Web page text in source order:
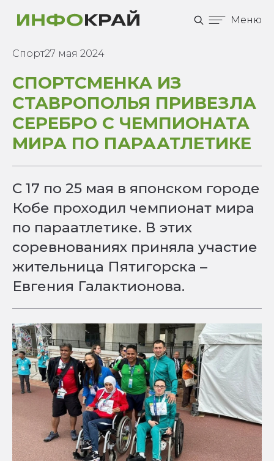
Меню
Спорт27 мая 2024
СПОРТСМЕНКА ИЗ
СТАВРОПОЛЬЯ ПРИВЕЗЛА
СЕРЕБРО С ЧЕМПИОНАТА
МИРА ПО ПАРААТЛЕТИКЕ
С 17 по 25 мая в японском городе
Кобе проходил чемпионат мира
по параатлетике. В этих
соревнованиях приняла участие
жительница Пятигорска –
Евгения Галактионова.